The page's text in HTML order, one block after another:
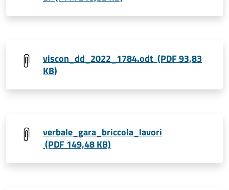
viscon_dd_2022_1784.odt (PDF 93,83
KB)
verbale_gara_briccola_lavori
(PDF 149,48 KB)